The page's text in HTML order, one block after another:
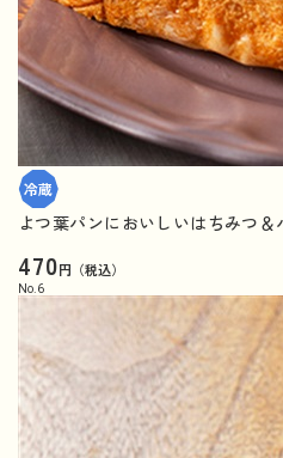
よつ葉パンにおいしいはちみつ＆
470円（税込）
No. 6